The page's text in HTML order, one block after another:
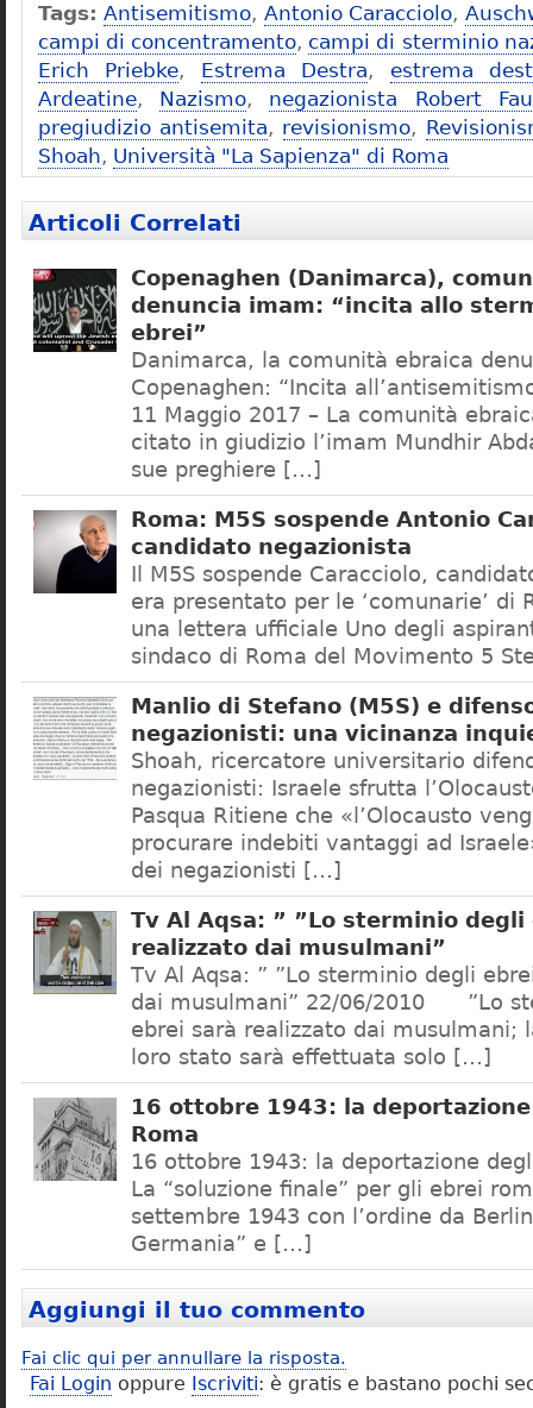
Tags: Antisemitismo, Antonio Caracciolo,
campi di concentramento, campi di sterminio
Erich Priebke, Estrema Destra, estrema
Ardeatine, Nazismo, negazionista Robert
pregiudizio antisemita, revisionismo,
Shoah, Università "La Sapienza" di Roma
Articoli Correlati
Copenaghen (Danimarca),
denuncia imam: “incita allo
ebrei”
Danimarca, la comunità ebraica
Copenaghen: “Incita
11 Maggio 2017 – La comunità
citato in giudizio l’imam Mundhir
sue preghiere […]
Roma: M5S sospende Antonio
candidato negazionista
Il M5S sospende Caracciolo,
era presentato per le ‘comunarie’ di
una lettera ufficiale Uno degli
sindaco di Roma del Movimento 5
Manlio di Stefano (M5S) e
negazionisti: una vicinanza
Shoah, ricercatore universitario
negazionisti: Israele sfrutta
Pasqua Ritiene che «l’Olocausto
procurare indebiti vantaggi ad
dei negazionisti […]
Tv Al Aqsa: ” ”Lo sterminio degli
realizzato dai musulmani”
Tv Al Aqsa: ” ”Lo sterminio degli
dai musulmani” 22/06/2010 ”Lo
ebrei sarà realizzato dai musulmani;
loro stato sarà effettuata solo […]
16 ottobre 1943: la
Roma
16 ottobre 1943: la deportazione
La “soluzione finale” per gli ebrei
settembre 1943 con l’ordine da
Germania” e […]
Aggiungi il tuo commento
Fai clic qui per annullare la risposta.
Fai Login oppure Iscriviti: è gratis e bastano pochi